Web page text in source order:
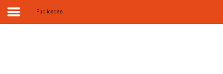
Publicadas